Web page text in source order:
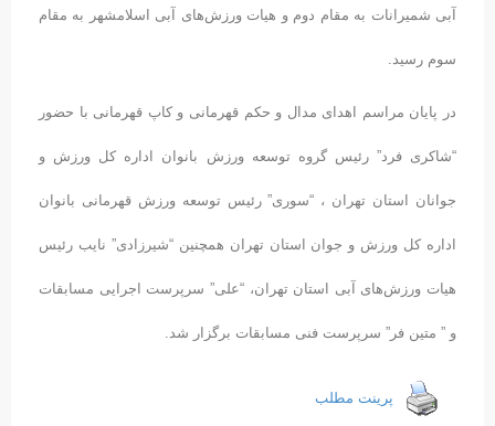
آبی شمیرانات به مقام دوم و هیات ورزش‌های آبی اسلامشهر به مقام
سوم رسید.
در پایان مراسم اهدای مدال و حکم قهرمانی و کاپ قهرمانی با حضور
“شاکری فرد” رئیس گروه توسعه ورزش بانوان اداره کل ورزش و
جوانان استان تهران ، “سوری” رئیس توسعه ورزش قهرمانی بانوان
اداره کل ورزش و جوان استان تهران همچنین “شیرزادی” نایب رئیس
هیات ورزش‌های آبی استان تهران، “علی” سرپرست اجرایی مسابقات
و ” متین فر” سرپرست فنی مسابقات برگزار شد.
پرینت مطلب